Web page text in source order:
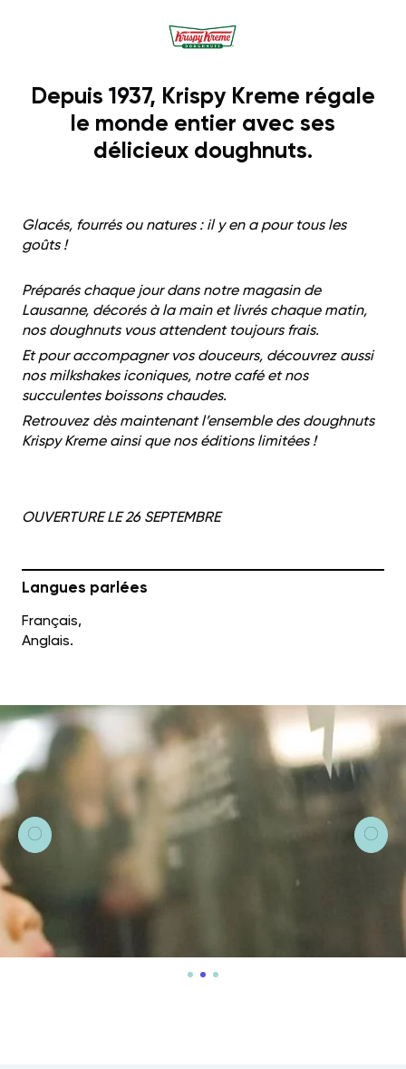
Depuis 1937, Krispy Kreme régale
le monde entier avec ses
délicieux doughnuts.
Langues parlées
Français,
Anglais.
Glacés, fourrés ou natures : il y en a pour tous les
goûts !
Préparés chaque jour dans notre magasin de
Lausanne, décorés à la main et livrés chaque matin,
nos doughnuts vous attendent toujours frais.
Et pour accompagner vos douceurs, découvrez aussi
nos milkshakes iconiques, notre café et nos
succulentes boissons chaudes.
Retrouvez dès maintenant l’ensemble des doughnuts
Krispy Kreme ainsi que nos éditions limitées !
OUVERTURE LE 26 SEPTEMBRE